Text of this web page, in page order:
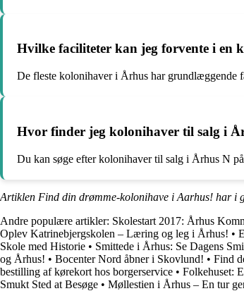
Hvilke faciliteter kan jeg forvente i en
De fleste kolonihaver i Århus har grundlæggende
Hvor finder jeg kolonihaver til salg i
Du kan søge efter kolonihaver til salg i Århus N
Artiklen Find din drømme-kolonihave i Aarhus! har i
Andre populære artikler: Skolestart 2017: Århus
Oplev Katrinebjergskolen – Læring og leg i Århus! •
Skole med Historie • Smittede i Århus: Se Dagens
og Århus! • Bocenter Nord åbner i Skovlund! • Find
bestilling af kørekort hos borgerservice • Folkehuset:
Smukt Sted at Besøge • Møllestien i Århus – En tur